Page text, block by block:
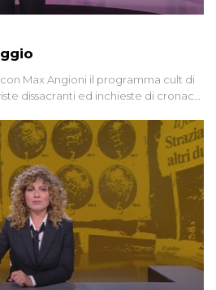
Max Angioni il programma cult di
dissacranti ed inchieste di cronaca